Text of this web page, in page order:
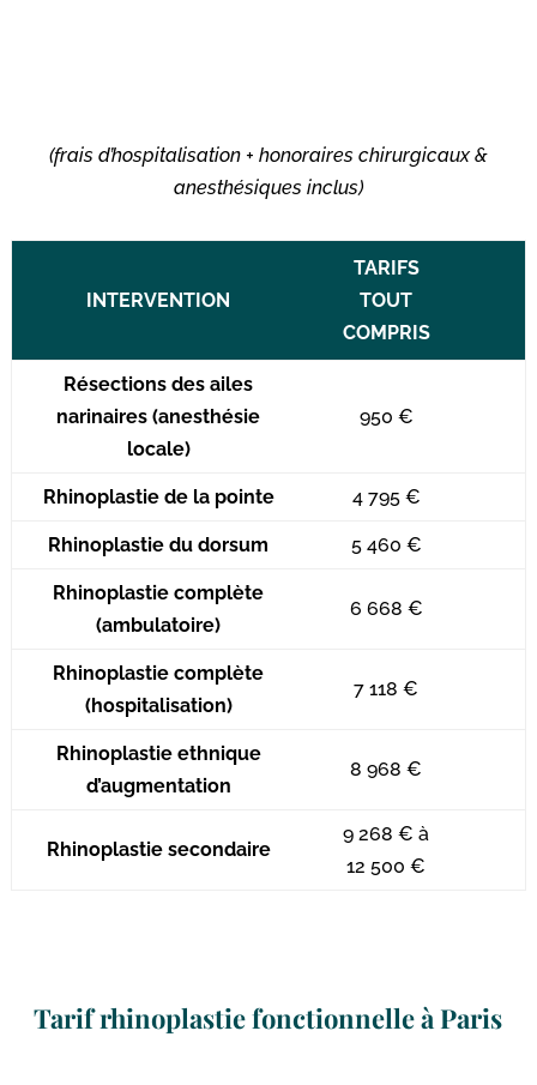
(frais d’hospitalisation + honoraires chirurgicaux &
anesthésiques inclus)
INTERVENTION
TARIFS
TOUT
COMPRIS
Résections des ailes
narinaires (anesthésie
locale)
950 €
Rhinoplastie de la pointe 4 795 €
Rhinoplastie du dorsum 5 460 €
Rhinoplastie complète
(ambulatoire)
6 668 €
Rhinoplastie complète
(hospitalisation)
7 118 €
Rhinoplastie ethnique
d’augmentation
8 968 €
Rhinoplastie secondaire
9 268 € à
12 500 €
Tarif rhinoplastie fonctionnelle à Paris